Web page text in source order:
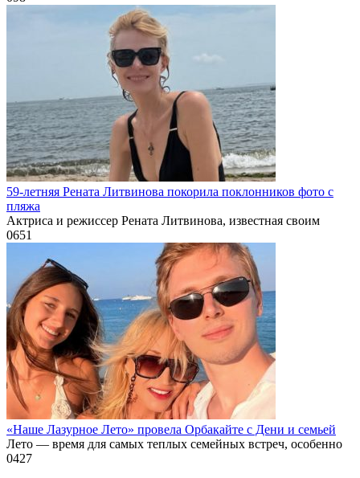
59-летняя Рената Литвинова покорила поклонников фото с
пляжа
Актриса и режиссер Рената Литвинова, известная своим
0651
«Наше Лазурное Лето» провела Орбакайте с Дени и семьей
Лето — время для самых теплых семейных встреч, особенно
0427